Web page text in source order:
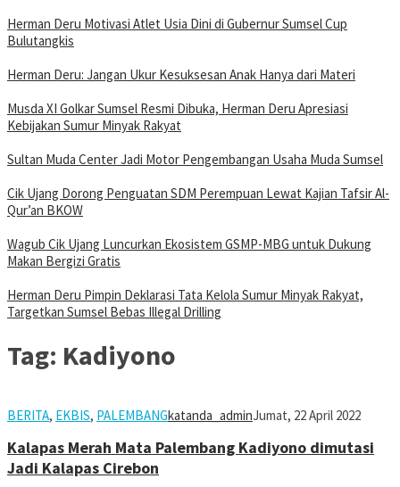
Herman Deru Motivasi Atlet Usia Dini di Gubernur Sumsel Cup
Bulutangkis
Herman Deru: Jangan Ukur Kesuksesan Anak Hanya dari Materi
Musda XI Golkar Sumsel Resmi Dibuka, Herman Deru Apresiasi
Kebijakan Sumur Minyak Rakyat
Sultan Muda Center Jadi Motor Pengembangan Usaha Muda Sumsel
Cik Ujang Dorong Penguatan SDM Perempuan Lewat Kajian Tafsir Al-
Qur’an BKOW
Wagub Cik Ujang Luncurkan Ekosistem GSMP-MBG untuk Dukung
Makan Bergizi Gratis
Herman Deru Pimpin Deklarasi Tata Kelola Sumur Minyak Rakyat,
Targetkan Sumsel Bebas Illegal Drilling
Tag: Kadiyono
BERITA, EKBIS, PALEMBANGkatanda_adminJumat, 22 April 2022
Kalapas Merah Mata Palembang Kadiyono dimutasi
Jadi Kalapas Cirebon